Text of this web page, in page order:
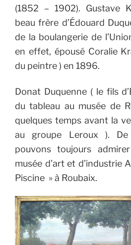
(1852 – 1902). Gustave
beau frère d’Édouard
de la boulangerie de
en effet, épousé Coralie
du peintre ) en 1896.
Donat Duquenne ( le fils
du tableau au musée de
quelques temps avant la
au groupe Leroux ).
pouvons toujours
musée d’art et d’industrie
Piscine » à Roubaix.